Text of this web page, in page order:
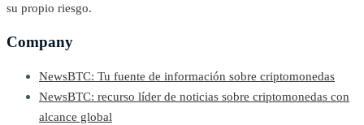
su propio riesgo.
Company
NewsBTC: Tu fuente de información sobre criptomonedas
NewsBTC: recurso líder de noticias sobre criptomonedas con
alcance global